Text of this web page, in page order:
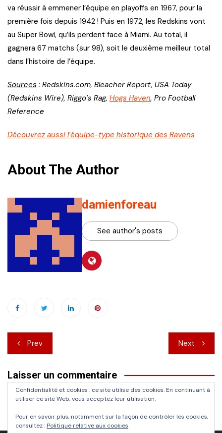
va réussir à emmener l’équipe en playoffs en 1967, pour la
première fois depuis 1942 ! Puis en 1972, les Redskins vont
au Super Bowl, qu’ils perdent face à Miami. Au total, il
gagnera 67 matchs (sur 98), soit le deuxième meilleur total
dans l’histoire de l’équipe.
Sources : Redskins.com, Bleacher Report, USA Today
(Redskins Wire), Riggo’s Rag, Hogs Haven, Pro Football
Reference
Découvrez aussi l’équipe-type historique des Ravens
About The Author
damienforeau
See author's posts
Navigation
de
l’article
Prev Next
Laisser un commentaire
Vous devezvous connecterpour publier un commentaire.
Confidentialité et cookies : ce site utilise des cookies. En continuant à
utiliser ce site Web, vous acceptez leur utilisation.
Pour en savoir plus, notamment sur la façon de contrôler les cookies,
consultez : Politique relative aux cookies